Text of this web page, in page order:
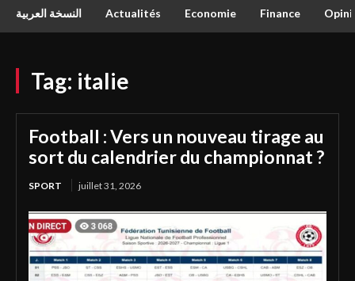
النسخة العربية Actualités Economie Finance
Tag: italie
Football : Vers un nouveau tirage au
sort du calendrier du championnat ?
SPORT juillet 31, 2026